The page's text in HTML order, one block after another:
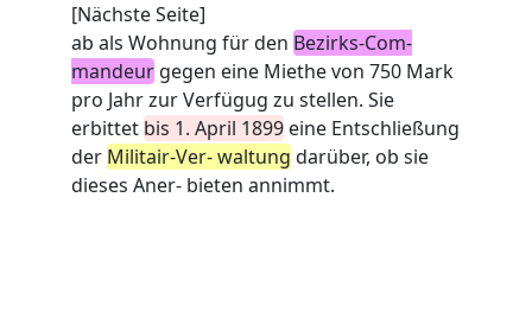
[Nächste Seite]
ab als Wohnung für den Bezirks-Com-
mandeur gegen eine Miethe von 750 Mark
pro Jahr zur Verfügug zu stellen. Sie
erbittet bis 1. April 1899 eine Entschließung
der Militair-Ver- waltung darüber, ob sie
dieses Aner- bieten annimmt.